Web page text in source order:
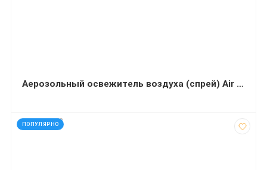
Аерозольный освежитель воздуха (спрей) Air Wick Магнолия и цветущая вишня 345 мл
ПОПУЛЯРНО
код: 290278